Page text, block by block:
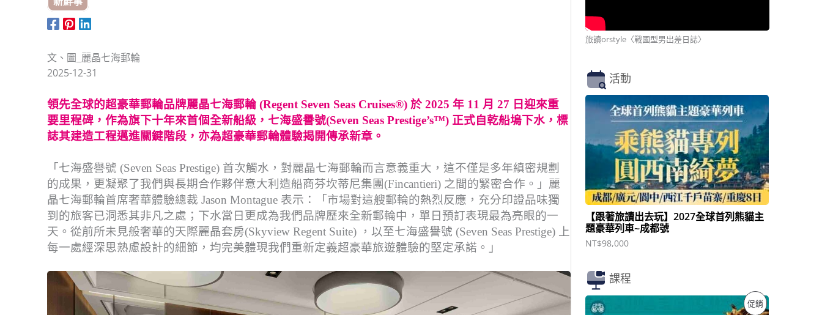
文、圖_麗晶七海郵輪
2025-12-31
領先全球的超豪華郵輪品牌麗晶七海郵輪 (Regent Seven Seas Cruises®) 於 2025 年 11 月 27 日迎來重
要里程碑，作為旗下十年來首個全新船級，七海盛譽號(Seven Seas Prestige’s™) 正式自乾船塢下水，標
誌其建造工程邁進關鍵階段，亦為超豪華郵輪體驗揭開傳承新章。
「七海盛譽號 (Seven Seas Prestige) 首次觸水，對麗晶七海郵輪而言意義重大，這不僅是多年縝密規劃
的成果，更凝聚了我們與長期合作夥伴意大利造船商芬坎蒂尼集團(Fincantieri) 之間的緊密合作。」麗
晶七海郵輪首席奢華體驗總裁 Jason Montague 表示：「市場對這艘郵輪的熱烈反應，充分印證品味獨
到的旅客已洞悉其非凡之處；下水當日更成為我們品牌歷來全新郵輪中，單日預訂表現最為亮眼的一
天。從前所未見般奢華的天際麗晶套房(Skyview Regent Suite) ，以至七海盛譽號 (Seven Seas Prestige) 上
每一處經深思熟慮設計的細節，均完美體現我們重新定義超豪華旅遊體驗的堅定承諾。」
旅讀orstyle〈戰國型男出差日誌〉
活動
【跟著旅讀出去玩】2027全球首列熊貓主
題豪華列車~成都號
NT$98,000
課程
促銷 特